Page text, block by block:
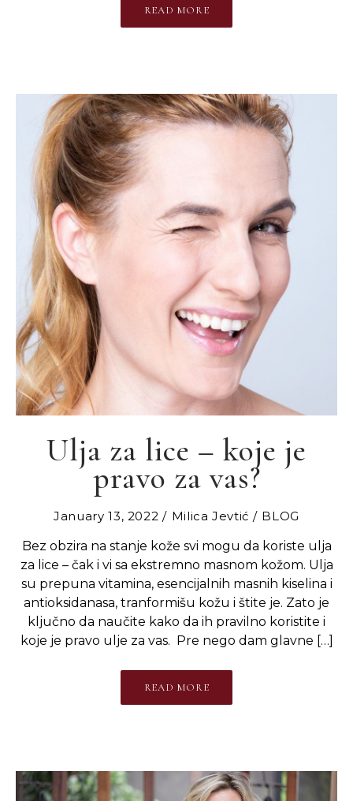
READ MORE
Ulja za lice – koje je
pravo za vas?
January 13, 2022 Milica Jevtić
BLOG
Bez obzira na stanje kože svi mogu da koriste ulja
za lice – čak i vi sa ekstremno masnom kožom. Ulja
su prepuna vitamina, esencijalnih masnih kiselina i
antioksidanasa, tranformišu kožu i štite je. Zato je
ključno da naučite kako da ih pravilno koristite i
koje je pravo ulje za vas. Pre nego dam glavne […]
READ MORE